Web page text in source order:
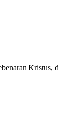
Kristus,